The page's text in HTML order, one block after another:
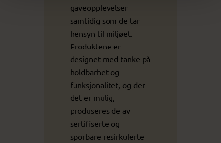
gaveopplevelser
samtidig som de tar
hensyn til miljøet.
Produktene er
designet med tanke på
holdbarhet og
funksjonalitet, og der
det er mulig,
produseres de av
sertifiserte og
sporbare resirkulerte